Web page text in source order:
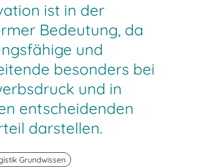
ist in der
Bedeutung, da
und
besonders bei
und in
entscheidenden
darstellen.
Grundwissen